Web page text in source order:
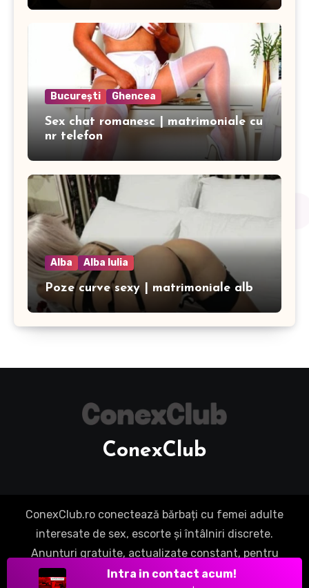
București Ghencea
Sex chat romanesc | matrimoniale cu
nr telefon
Alba Alba Iulia
Poze curve sexy | matrimoniale alb
ConexClub
ConexClub.ro conectează bărbați cu femei adulte
interesate de sex, escorte și întâlniri discrete.
Anunțuri gratuite, actualizate constant, pentru
experiențe fără compromisuri. |Blogus
Intra in contact acum!